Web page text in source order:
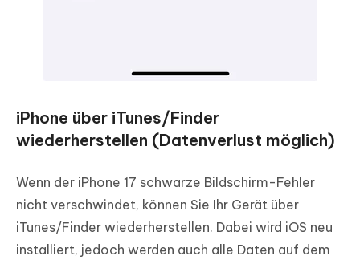
iPhone über iTunes/Finder
wiederherstellen (Datenverlust möglich)
Wenn der iPhone 17 schwarze Bildschirm-Fehler
nicht verschwindet, können Sie Ihr Gerät über
iTunes/Finder wiederherstellen. Dabei wird iOS neu
installiert, jedoch werden auch alle Daten auf dem